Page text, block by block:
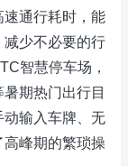
通行耗时，能
少不必要的行
智慧停车场，
期热门出行目
动输入车牌、无
高峰期的繁琐操